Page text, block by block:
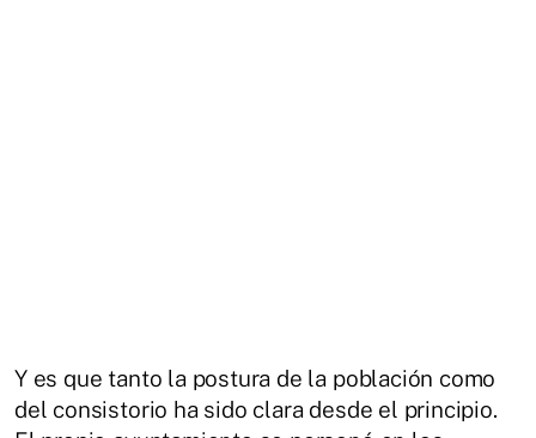
Y es que tanto la postura de la población como
del consistorio ha sido clara desde el principio.